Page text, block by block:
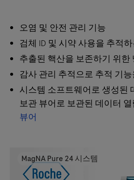
오염 및 안전 관리 기능
검체 ID 및 시약 사용을 추적
추출된 핵산을 보존하기 위한
감사 관리 추적으로 추적 기
시스템 소프트웨어로 생성된
보관 뷰어로 보관된 데이터 열
뷰어
MagNA Pure 24 시스템